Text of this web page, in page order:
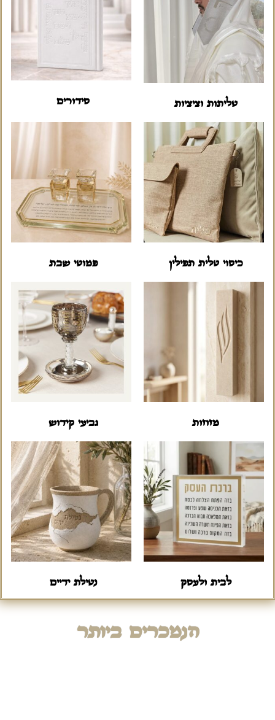
טליתות וציציות סידורים
כיסוי טלית תפילין פמוטי שבת
מזוזות גביעי קידוש
לבית ולעסק נטילת ידיים
הנמכרים ביותר